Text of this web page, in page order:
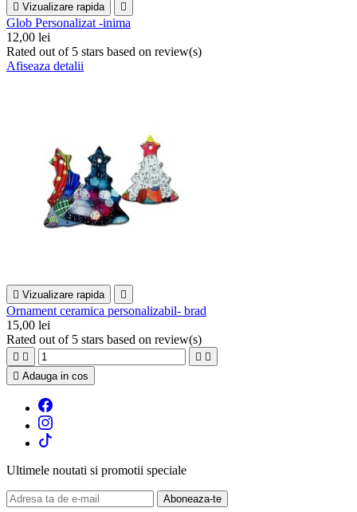
 Vizualizare rapida 
Glob Personalizat -inima
12,00 lei
Rated out of 5 stars based on review(s)
Afiseaza detalii
 Vizualizare rapida 
Ornament ceramica personalizabil- brad
15,00 lei
Rated out of 5 stars based on review(s)
   
 Adauga in cos
Ultimele noutati si promotii speciale